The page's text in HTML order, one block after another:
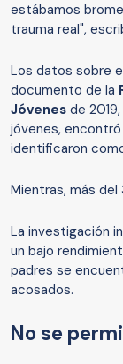
estábamos
trauma real",
Los datos sobre
documento de la
Jóvenes de
jóvenes,
identificaron
Mientras, más del
La investigación
un bajo
padres se
acosados.
No se